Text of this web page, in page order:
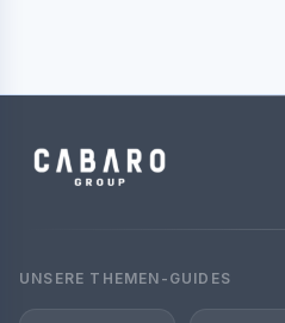
UNSERE THEMEN-GUIDES